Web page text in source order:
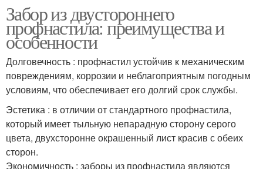
Забор из двустороннего
профнастила: преимущества и
особенности
Долговечность : профнастил устойчив к механическим
повреждениям, коррозии и неблагоприятным погодным
условиям, что обеспечивает его долгий срок службы.
Эстетика : в отличии от стандартного профнастила,
который имеет тыльную непарадную сторону серого
цвета, двухсторонне окрашенный лист красив с обеих
сторон.
Экономичность : заборы из профнастила являются